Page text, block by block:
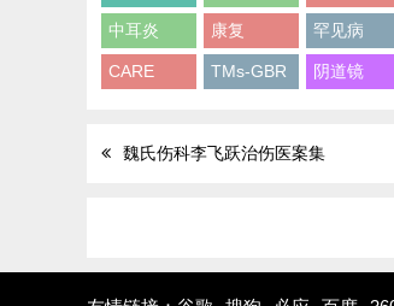
中耳炎 康复 罕见病
CARE TMs-GBR 阴道镜
魏氏伤科李飞跃治伤医案集